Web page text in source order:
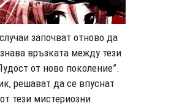
започват отново да
връзката между тези
от ново поколение”.
решават да се впуснат
тези мистериозни